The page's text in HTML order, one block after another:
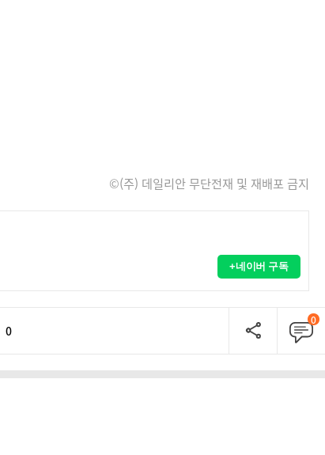
©(주) 데일리안 무단전재 및 재배포 금지
+네이버 구독
0
0